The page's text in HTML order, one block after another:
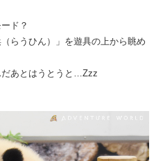
ド？
らうひん）」を遊具の上から眺め
だあとはうとうと…Zzz